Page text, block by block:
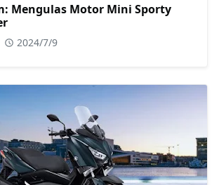
Mengulas Motor Mini Sporty
2024/7/9